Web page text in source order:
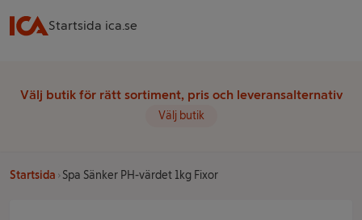
Startsida ica.se
Välj butik för rätt sortiment, pris och leveransalternativ
Välj butik
Startsida Spa Sänker PH-värdet 1kg Fixor